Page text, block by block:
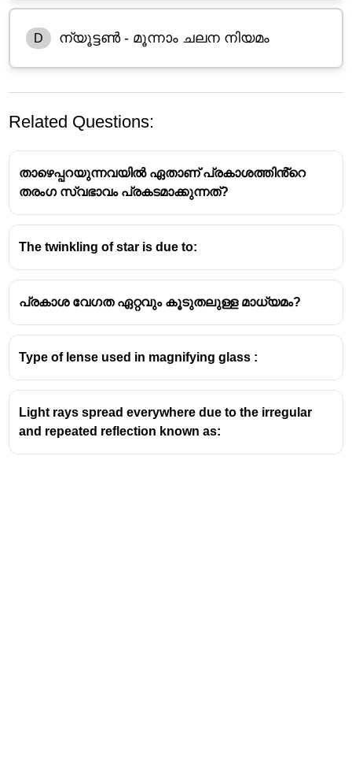
D ന്യൂട്ടൺ - മൂന്നാം ചലന നിയമം
"ഒരു പോളറൈസറിലൂടെ കടന്നുപോയ
(Intensity), രണ്ടാമത്തെ പോളറൈസർ
(അനലൈസർ) അതിലൂടെ കടത്തിവിടുമ്പോൾ
ആദ്യത്തെ പോളറൈസറിന്റെയും
അനലൈസറിന്റെയും ധ്രുവീകരണ
കൊസൈനിന്റെ വർഗ്ഗത്തിന് നേർ
അനുപാതത്തിലാണ്."
Related Questions:
താഴെപ്പറയുന്നവയിൽ ഏതാണ് പ്രകാശത്തിൻ്റെ
തരംഗ സ്വഭാവം പ്രകടമാക്കുന്നത്?
The twinkling of star is due to:
പ്രകാശ വേഗത ഏറ്റവും കൂടുതലുള്ള മാധ്യമം?
Type of lense used in magnifying glass :
Light rays spread everywhere due to the irregular
and repeated reflection known as: